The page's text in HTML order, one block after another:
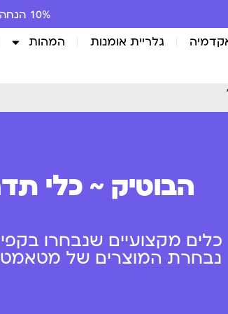
גלריית אומנות המהות
הבוטיק ~ כלי
כלים מקצועיים שנבחרו
נבחרת המוצרים של